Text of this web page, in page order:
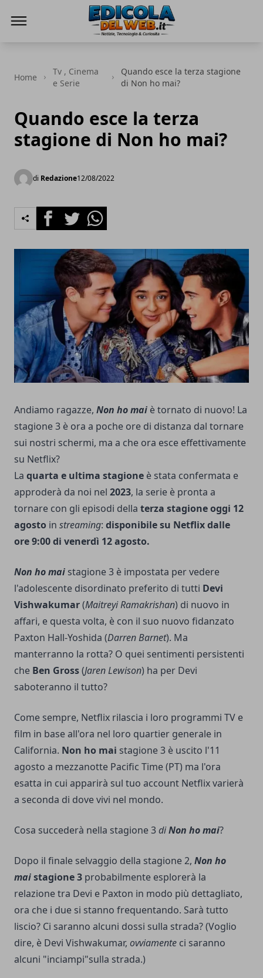
Home
Tv , Cinema
e Serie
Quando esce la terza stagione
di Non ho mai?
Quando esce la terza
stagione di Non ho mai?
di Redazione12/08/2022
FacebookTwitterWhatsapp
Andiamo ragazze, Non ho mai è tornato di nuovo! La
stagione 3 è ora a poche ore di distanza dal tornare
sui nostri schermi, ma a che ora esce effettivamente
su Netflix?
La quarta e ultima stagione è stata confermata e
approderà da noi nel 2023, la serie è pronta a
tornare con gli episodi della terza stagione oggi 12
agosto in streaming: disponibile su Netflixdalle
ore9:00di venerdì 12 agosto.
Non ho mai stagione 3 è impostata per vedere
l'adolescente disordinato preferito di tutti Devi
Vishwakumar(Maitreyi Ramakrishan) di nuovo in
affari, e questa volta, è con il suo nuovo fidanzato
Paxton Hall-Yoshida (Darren Barnet). Ma
manterranno la rotta? O quei sentimenti persistenti
che Ben Gross(Jaren Lewison) ha per Devi
saboteranno il tutto?
Come sempre, Netflix rilascia i loro programmi TV e
film in base all'ora nel loro quartier generale in
California. Non ho mai stagione 3 è uscito l'11
agosto a mezzanotte Pacific Time (PT) ma l'ora
esatta in cui apparirà sul tuo account Netflix varierà
a seconda di dove vivi nel mondo.
Cosa succederà nella stagione 3diNon ho mai?
Dopo il finale selvaggio della stagione 2, Non ho
maistagione 3 probabilmente esplorerà la
relazione tra Devi e Paxton in modo più dettagliato,
ora che i due si stanno frequentando. Sarà tutto
liscio? Ci saranno alcuni dossi sulla strada? (Voglio
dire, è Devi Vishwakumar, ovviamente ci saranno
alcuni "inciampi"sulla strada.)